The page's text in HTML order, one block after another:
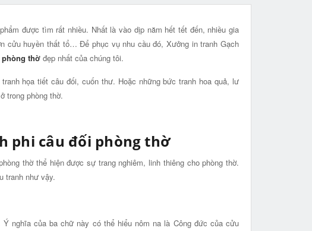
được tìm rất nhiều. Nhất là vào dịp năm hết tết đến, nhiều gia
cửu huyền thất tổ… Để phục vụ nhu cầu đó, Xưởng in tranh Gạch
phòng thờđẹp nhất của chúng tôi.
họa tiết câu đối, cuốn thư. Hoặc những bức tranh hoa quả, lư
trong phòng thờ.
phi câu đối phòng thờ
thờ thể hiện được sự trang nghiêm, linh thiêng cho phòng thờ.
tranh như vậy.
nghĩa của ba chữ này có thể hiểu nôm na là Công đức của cửu